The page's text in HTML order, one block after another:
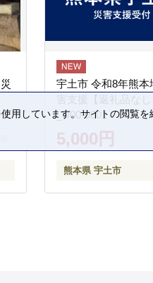
宇土市 令和8年熊本
害支援【返礼品なし
_U00-0001
5,000円
熊本県 宇土市
用しています。サイトの閲覧